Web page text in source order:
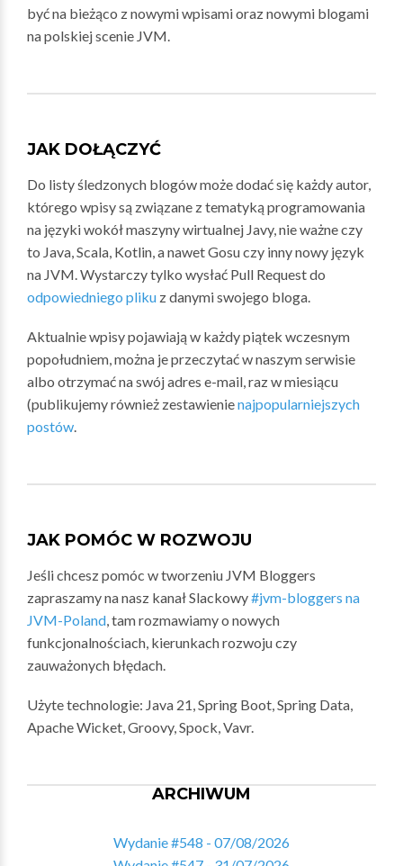
być na bieżąco z nowymi wpisami oraz nowymi blogami
na polskiej scenie JVM.
JAK DOŁĄCZYĆ
Do listy śledzonych blogów może dodać się każdy autor,
którego wpisy są związane z tematyką programowania
na języki wokół maszyny wirtualnej Javy, nie ważne czy
to Java, Scala, Kotlin, a nawet Gosu czy inny nowy język
na JVM. Wystarczy tylko wysłać Pull Request do
odpowiedniego pliku z danymi swojego bloga.
Aktualnie wpisy pojawiają w każdy piątek wczesnym
popołudniem, można je przeczytać w naszym serwisie
albo otrzymać na swój adres e-mail, raz w miesiącu
(publikujemy również zestawienienajpopularniejszych
postów.
JAK POMÓC W ROZWOJU
Jeśli chcesz pomóc w tworzeniu JVM Bloggers
zapraszamy na nasz kanał Slackowy#jvm-bloggers na
JVM-Poland, tam rozmawiamy o nowych
funkcjonalnościach, kierunkach rozwoju czy
zauważonych błędach.
Użyte technologie: Java 21, Spring Boot, Spring Data,
Apache Wicket, Groovy, Spock, Vavr.
ARCHIWUM
Wydanie #548 - 07/08/2026